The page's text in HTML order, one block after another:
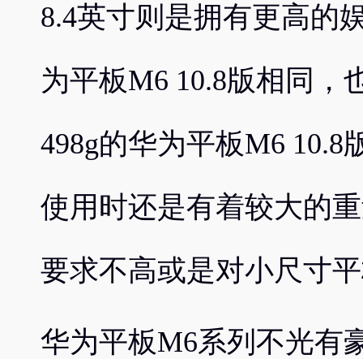
8.4英寸则是拥有更高的
为平板M6 10.8版相同，
498g的华为平板M6 10.8
使用时还是有着较大的
要求不高或是对小尺寸
华为平板M6系列不光有